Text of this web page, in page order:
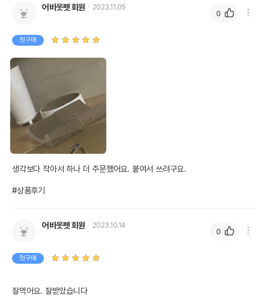
어바웃펫 회원 2023.11.05
첫구매
생각보다 작아서 하나 더 주문했어요. 붙여서 쓰려구요.
#상품후기
0
어바웃펫 회원 2023.10.14
첫구매
잘먹어요. 잘받았습니다
0